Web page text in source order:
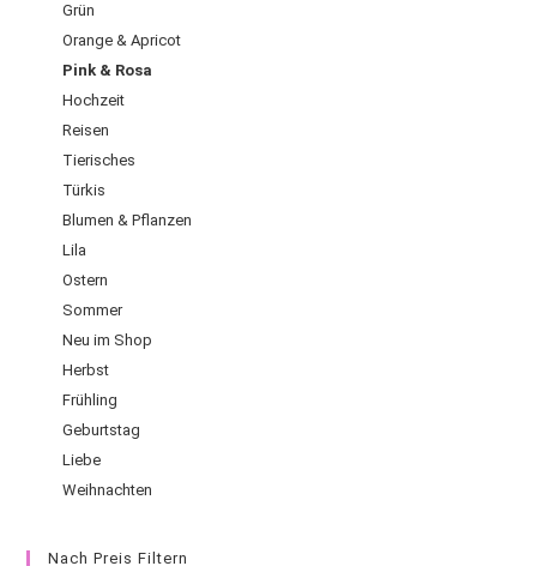
Grün
Orange & Apricot
Pink & Rosa
Hochzeit
Reisen
Tierisches
Türkis
Blumen & Pflanzen
Lila
Ostern
Sommer
Neu im Shop
Herbst
Frühling
Geburtstag
Liebe
Weihnachten
Nach Preis Filtern